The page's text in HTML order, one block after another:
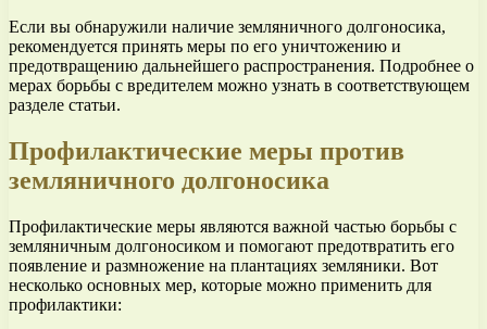
Если вы обнаружили наличие земляничного долгоносика,
рекомендуется принять меры по его уничтожению и
предотвращению дальнейшего распространения. Подробнее о
мерах борьбы с вредителем можно узнать в соответствующем
разделе статьи.
Профилактические меры против
земляничного долгоносика
Профилактические меры являются важной частью борьбы с
земляничным долгоносиком и помогают предотвратить его
появление и размножение на плантациях земляники. Вот
несколько основных мер, которые можно применить для
профилактики: